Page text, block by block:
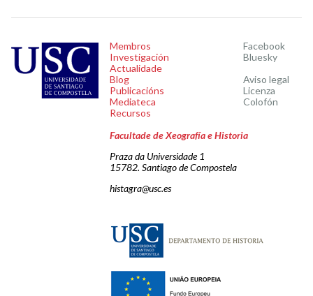
Membros
Investigación
Actualidade
Blog
Publicacións
Mediateca
Recursos
Facebook
Bluesky
Aviso legal
Licenza
Colofón
Facultade de Xeografía e Historia
Praza da Universidade 1
15782. Santiago de Compostela
histagra@usc.es